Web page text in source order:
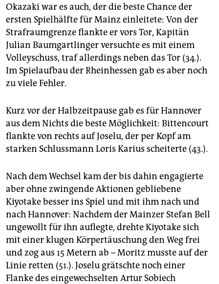
Okazaki war es auch, der die beste Chance der
ersten Spielhälfte für Mainz einleitete: Von der
Strafraumgrenze flankte er vors Tor, Kapitän
Julian Baumgartlinger versuchte es mit einem
Volleyschuss, traf allerdings neben das Tor (34.).
Im Spielaufbau der Rheinhessen gab es aber noch
zu viele Fehler.
Kurz vor der Halbzeitpause gab es für Hannover
aus dem Nichts die beste Möglichkeit: Bittencourt
flankte von rechts auf Joselu, der per Kopf am
starken Schlussmann Loris Karius scheiterte (43.).
Nach dem Wechsel kam der bis dahin engagierte
aber ohne zwingende Aktionen gebliebene
Kiyotake besser ins Spiel und mit ihm nach und
nach Hannover: Nachdem der Mainzer Stefan Bell
ungewollt für ihn auflegte, drehte Kiyotake sich
mit einer klugen Körpertäuschung den Weg frei
und zog aus 15 Metern ab – Moritz musste auf der
Linie retten (51.). Joselu grätschte noch einer
Flanke des eingewechselten Artur Sobiech